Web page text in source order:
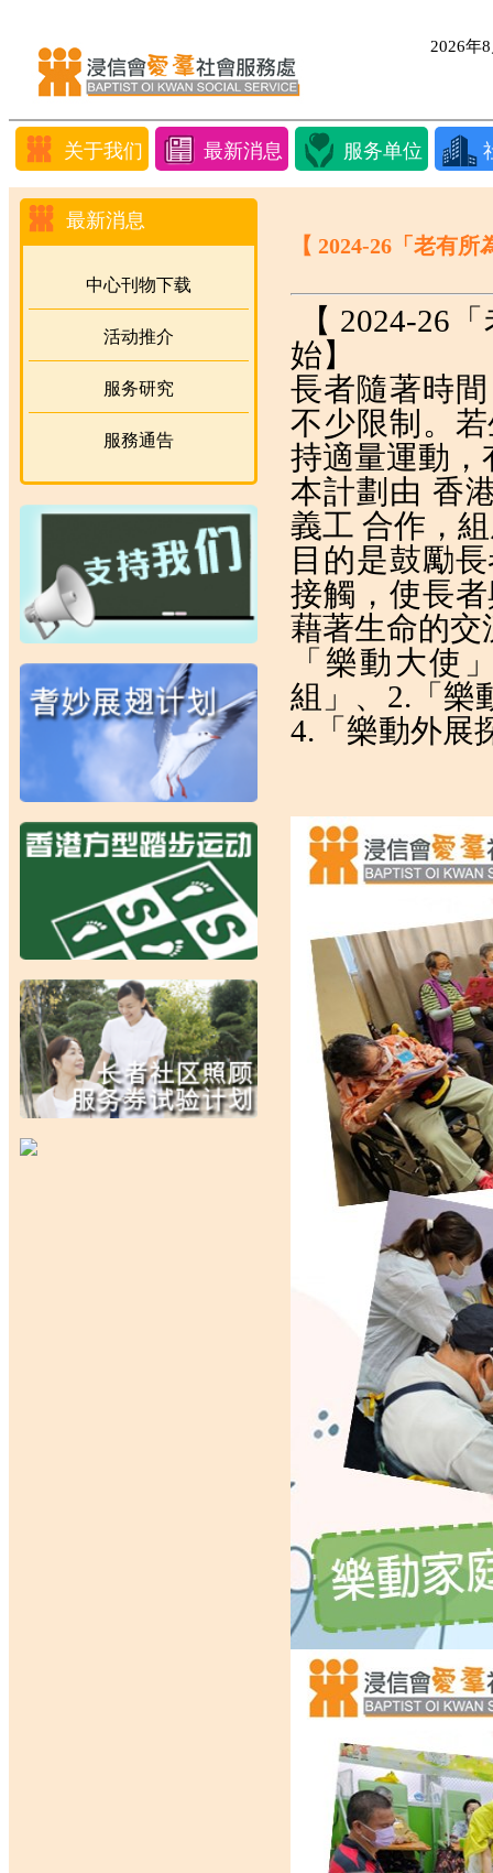
2026年
关于我们 最新消息 服务单位
最新消息
中心刊物下载
活动推介
服务研究
服務通告
【 2024-26「老有
【 2024-26
始】
長者隨著時
不少限制。
持適量運動，
本計劃由 香
義工 合作，
目的是鼓勵
接觸，使長
藉著生命的交
「樂動大使
組」、2.「樂
4.「樂動外展